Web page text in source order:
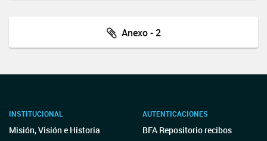
Anexo - 2
INSTITUCIONAL
Misión, Visión e Historia
AUTENTICACIONES
BFA Repositorio recibos